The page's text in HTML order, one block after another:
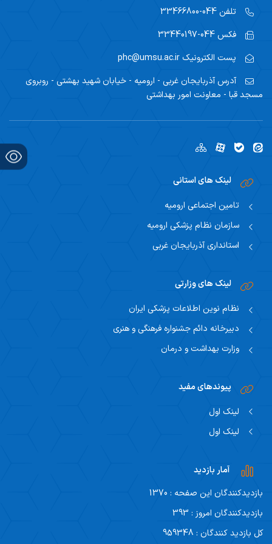
تلفن
فکس
پست الکترونیک
آدرس آذربایجان غربی - ارومیه - خیابان شهید بهشتی - روبروی
مسجد قبا - معاونت امور بهداشتی
لینک های استانی
تامین اجتماعی ارومیه
سازمان نظام پزشکی ارومیه
استانداری آذربایجان غربی
لینک های وزارتی
نظام نوین اطلاعات پزشکی ایران
دبیرخانه دائم جشنواره فرهنگی و هنری
وزارت بهداشت و درمان
پیوندهای مفید
لینک اول
لینک اول
آمار بازدید
بازدیدکنندگان این صفحه : 1370
بازدیدکنندگان امروز : 393
کل بازدید کنندگان : 959348